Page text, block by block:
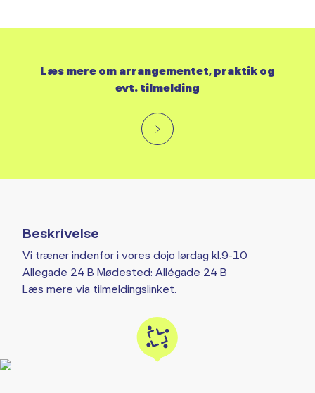
Beskrivelse
Vi træner indenfor i vores dojo lørdag kl.9-10
Allegade 24 B Mødested: Allégade 24 B
Læs mere via tilmeldingslinket.
Læs mere om arrangementet, praktik og
evt. tilmelding